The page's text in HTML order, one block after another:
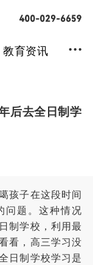
教育资讯 ...
后去全日制学
子在这段时间
问题。这种情况
制学校，利用最
看，高三学习没
日制学校学习是